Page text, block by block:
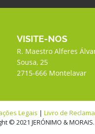
VISITE-NOS
R. Maestro Alferes
Sousa, 25
2715-666 Montelavar
Legais |Livro de
© 2021 JERÓNIMO &